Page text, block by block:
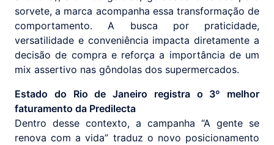
sorvete, a marca acompanha essa transformação de
comportamento. A busca por praticidade,
versatilidade e conveniência impacta diretamente a
decisão de compra e reforça a importância de um
mix assertivo nas gôndolas dos supermercados.
Estado do Rio de Janeiro registra o 3º melhor
faturamento da Predilecta
Dentro desse contexto, a campanha “A gente se
renova com a vida” traduz o novo posicionamento